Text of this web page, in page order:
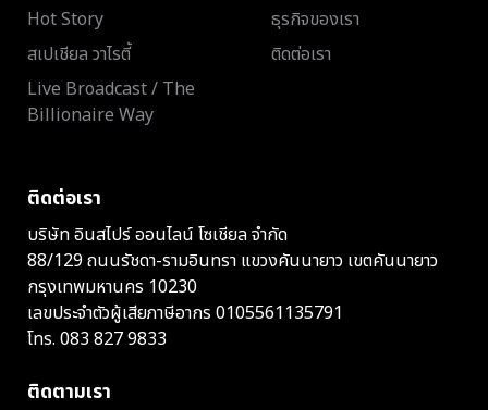
Hot Story
สเปเชียล วาไรตี้
Live Broadcast / The
Billionaire Way
ธุรกิจของเรา
ติดต่อเรา
ติดต่อเรา
บริษัท อินสไปร์ ออนไลน์ โซเชียล จำกัด
88/129 ถนนรัชดา-รามอินทรา แขวงคันนายาว เขตคันนายาว
กรุงเทพมหานคร 10230
เลขประจำตัวผู้เสียภาษีอากร 0105561135791
โทร. 083 827 9833
ติดตามเรา